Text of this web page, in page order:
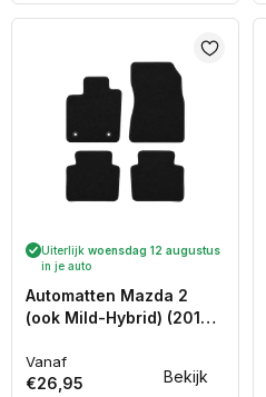
Bekijk
Uiterlijk woensdag 12 augustus
in je auto
Automatten Mazda 2
(ook Mild-Hybrid) (2015-
Normale
prijs
Vanaf
€26,95